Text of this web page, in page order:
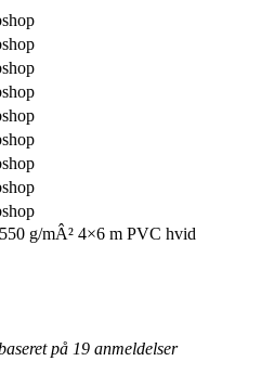
g/mÂ² 4×6 m PVC hvid
på 19 anmeldelser